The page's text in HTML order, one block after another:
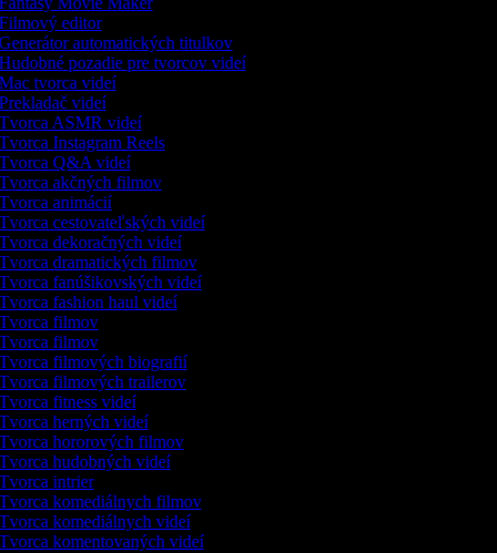
editor
automatických titulkov
pozadie pre tvorcov videí
tvorca videí
videí
ASMR videí
Instagram Reels
Q&A videí
akčných filmov
animácií
cestovateľských videí
dekoračných videí
dramatických filmov
fanúšikovských videí
fashion haul videí
filmov
filmov
filmových biografií
filmových trailerov
fitness videí
herných videí
hororových filmov
hudobných videí
intrier
komediálnych filmov
komediálnych videí
komentovaných videí